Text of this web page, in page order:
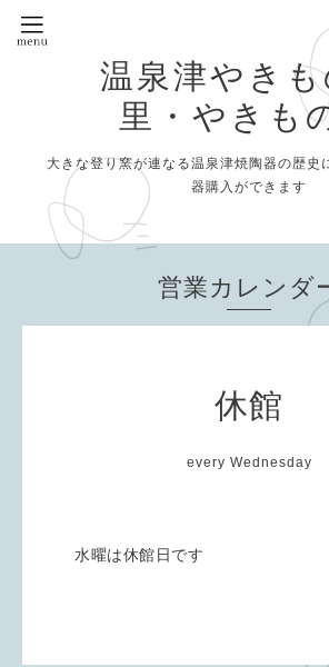
温泉津やき
里・やきも
大きな登り窯が連なる温泉津焼陶器の歴史
器購入ができます
営業カレンダ
休館
every Wednesday
水曜は休館日です